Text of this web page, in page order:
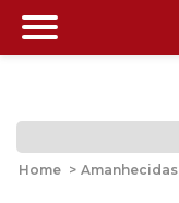
Home > Amanhecidas